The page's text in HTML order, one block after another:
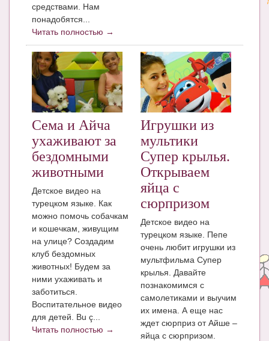
средствами. Нам
понадобятся...
Читать полностью →
Сема и Айча
ухаживают за
бездомными
животными
Детское видео на
турецком языке. Как
можно помочь собачкам
и кошечкам, живущим
на улице? Создадим
клуб бездомных
животных! Будем за
ними ухаживать и
заботиться.
Воспитательное видео
для детей. Bu ç...
Читать полностью →
Игрушки из
мультики
Супер крылья.
Открываем
яйца с
сюрпризом
Детское видео на
турецком языке. Пепе
очень любит игрушки из
мультфильма Супер
крылья. Давайте
познакомимся с
самолетиками и выучим
их имена. А еще нас
ждет сюрприз от Айше –
яйца с сюрпризом.